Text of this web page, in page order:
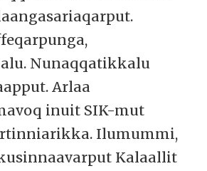
Nunaqqatikkalu
Arlaa
inuit SIK-mut
Ilumummi,
Kalaallit